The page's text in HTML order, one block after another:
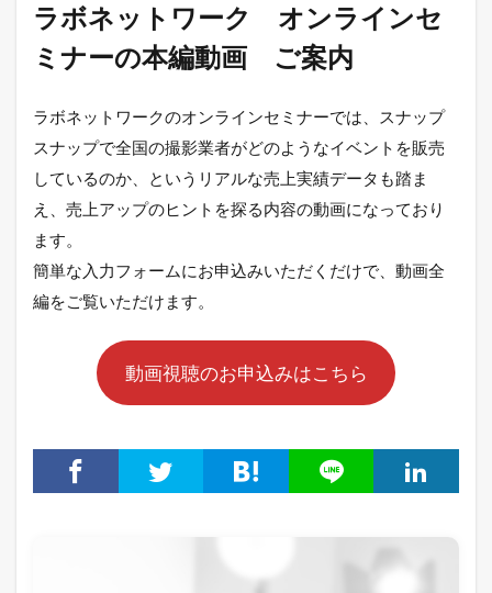
ラボネットワーク オンラインセ
ミナーの本編動画 ご案内
ラボネットワークのオンラインセミナーでは、スナップ
スナップで全国の撮影業者がどのようなイベントを販売
しているのか、というリアルな売上実績データも踏ま
え、売上アップのヒントを探る内容の動画になっており
ます。
簡単な入力フォームにお申込みいただくだけで、動画全
編をご覧いただけます。
動画視聴のお申込みはこちら